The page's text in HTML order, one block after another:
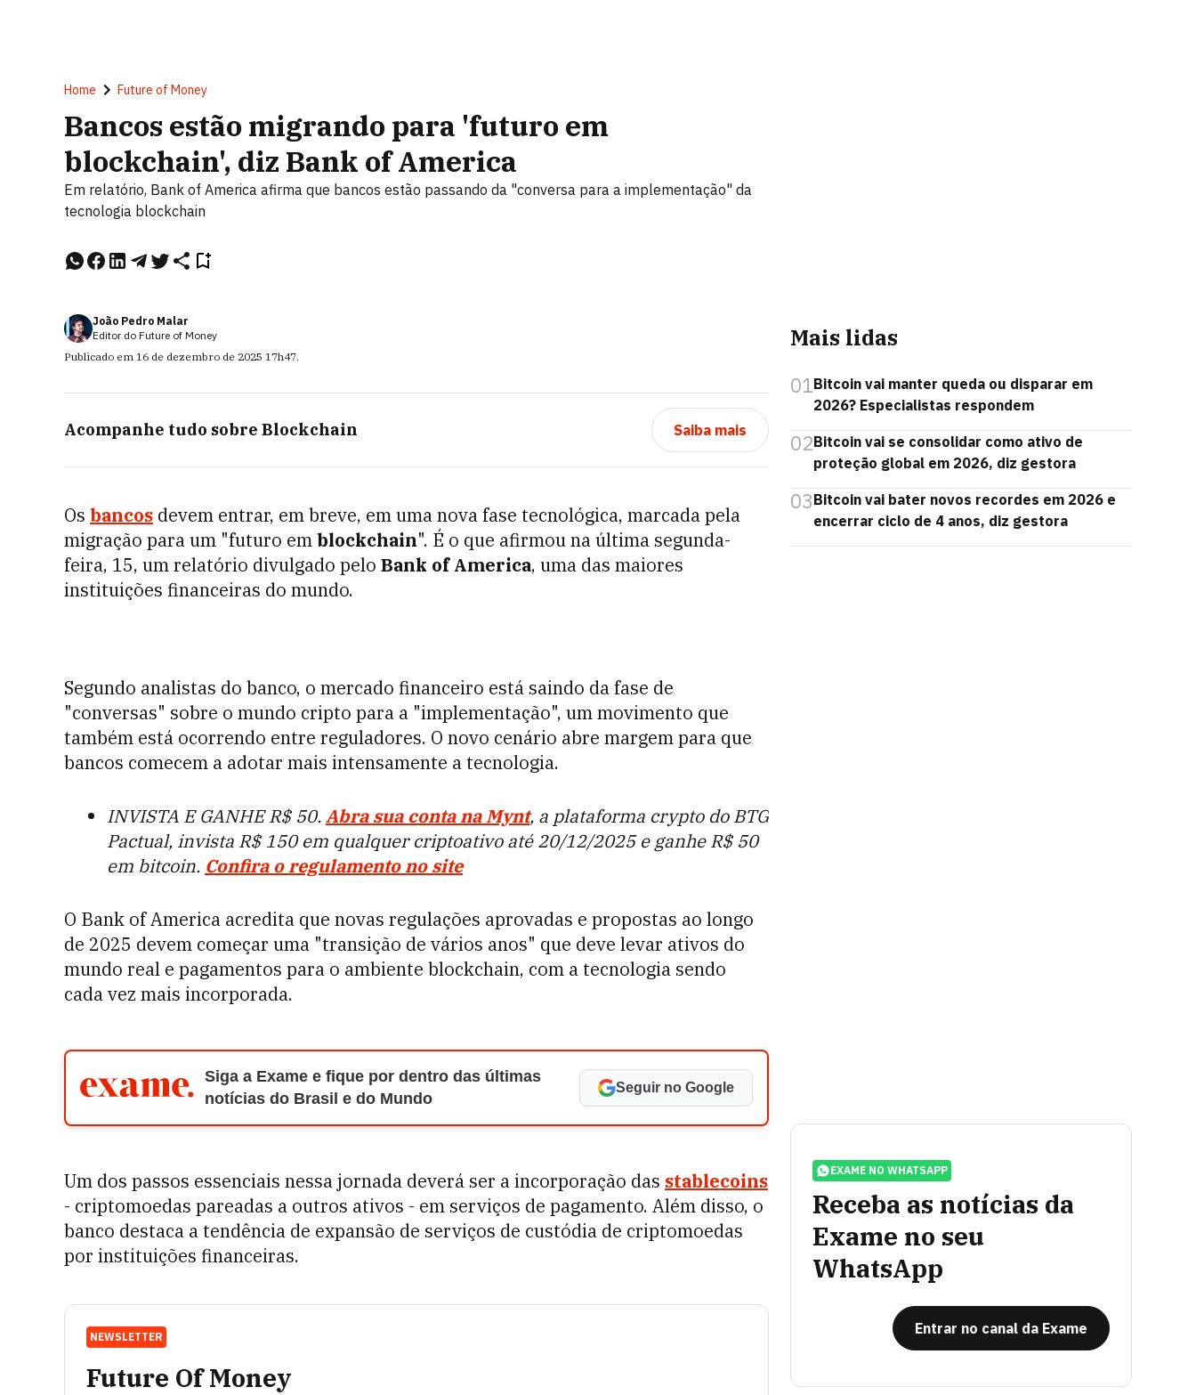
Home Future of Money
Bancos estão migrando para 'futuro em
blockchain', diz Bank of America
Em relatório, Bank of America afirma que bancos estão passando da "conversa para a implementação" da
tecnologia blockchain
João Pedro Malar
Editor do Future of Money
Publicado em 16 de dezembro de 2025 17h47.
Acompanhe tudo sobre Blockchain Saiba mais
Os bancos devem entrar, em breve, em uma nova fase tecnológica, marcada pela
migração para um "futuro emblockchain". É o que afirmou na última segunda-
feira, 15, um relatório divulgado pelo Bank of America, uma das maiores
instituições financeiras do mundo.
Segundo analistas do banco, o mercado financeiro está saindo da fase de
"conversas" sobre o mundo cripto para a "implementação", um movimento que
também está ocorrendo entre reguladores. O novo cenário abre margem para que
bancos comecem a adotar mais intensamente a tecnologia.
INVISTA E GANHE R$ 50.Abra sua conta na Mynt, a plataforma crypto do BTG
Pactual, invista R$ 150 em qualquer criptoativo até 20/12/2025 e ganhe R$ 50
em bitcoin. Confira o regulamento no site
O Bank of America acredita que novas regulações aprovadas e propostas ao longo
de 2025 devem começar uma "transição de vários anos" que deve levar ativos do
mundo real e pagamentos para o ambiente blockchain, com a tecnologia sendo
cada vez mais incorporada.
Siga a Exame e fique por dentro das últimas
notícias do Brasil e do Mundo
Seguir no Google
Um dos passos essenciais nessa jornada deverá ser a incorporação das stablecoins
- criptomoedas pareadas a outros ativos - em serviços de pagamento. Além disso, o
banco destaca a tendência de expansão de serviços de custódia de criptomoedas
por instituições financeiras.
NEWSLETTER
Future Of Money
Mais lidas
01Bitcoin vai manter queda ou disparar em
2026? Especialistas respondem
02Bitcoin vai se consolidar como ativo de
proteção global em 2026, diz gestora
03Bitcoin vai bater novos recordes em 2026 e
encerrar ciclo de 4 anos, diz gestora
EXAME NO WHATSAPP
Receba as notícias da
Exame no seu
WhatsApp
Entrar no canal da Exame